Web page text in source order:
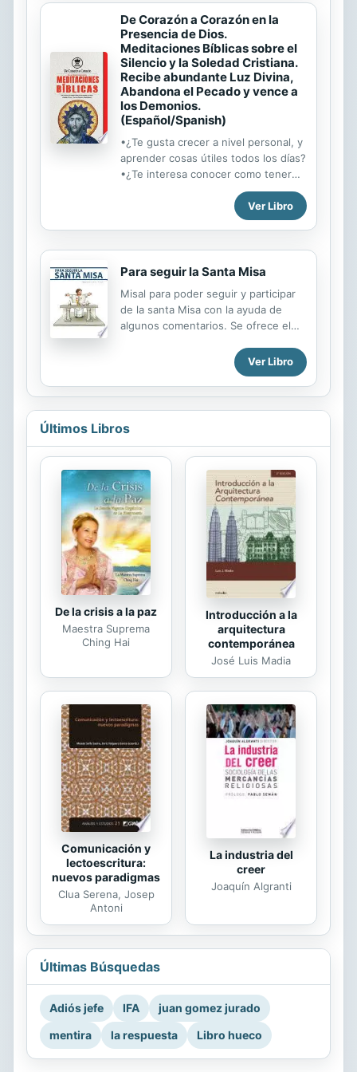
los sacramentos desborda su teoría
porque implica -o por lo menos debe
implicar- la existencia entera de
quien los recibe, con sus recovecos
y avatares. Ahora bien, no suele ser
habitual recibir información teológica
y espiritual de los sacramentos
basándose principalmente en la
propia vida. Por eso, para elaborar...
De Corazón a Corazón en la
Presencia de Dios.
Meditaciones Bíblicas sobre el
Silencio y la Soledad Cristiana.
Recibe abundante Luz Divina,
Abandona el Pecado y vence a
los Demonios.
(Español/Spanish)
•¿Te gusta crecer a nivel personal, y
aprender cosas útiles todos los días?
•¿Te interesa conocer como tener
una vida mejor al alcanzar la virtud de
confiar en Dios cada dia mas?
•¿Deseas conocer como los Santos
aclamados por todo el mundo
alcanzaron tan grandes virtudes y
como ellos dominaron sus malas
inclinaciones y al final llegaron al
Cielo?•¿Te gustaría imitar su
comportamiento y conocer como
pensaban para TU TAMBIÉN
seguro a Jesucristo? ¡NO BUSQUES
MAS! Con la nueva...
Ver Libro
Para seguir la Santa Misa
Misal para poder seguir y participar
de la santa Misa con la ayuda de
algunos comentarios. Se ofrece el
español, inglés y latín. Incluye un
capítulo con dibujos en el misal para
que los niños también puedan
también en los tres idiomas.
Ver Libro
Últimos Libros
De la crisis a la paz
Maestra Suprema
Ching Hai
Introducción a la
arquitectura
contemporánea
José Luis Madia
Comunicación y
lectoescritura:
nuevos paradigmas
Clua Serena, Josep
Antoni
La industria del
creer
Joaquín Algranti
Últimas Búsquedas
Adiós jefe IFA
juan gomez jurado
mentira
la respuesta Libro hueco